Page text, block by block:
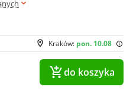
Kraków: pon. 10.08
do koszyka